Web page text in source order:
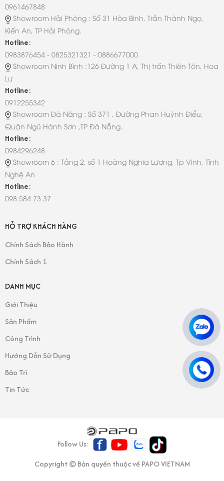
HỖ TRỢ KHÁCH HÀNG
Chính Sách Bảo Hành
Chính Sách 1
DANH MỤC
Giới Thiệu
Sản Phẩm
Công Trình
Hướng Dẫn Sử Dụng
Bảo Trì
Tin Tức
0961467848
Showroom Hải Phòng : Số 31 Hòa Bình, Trần Thành Ngọ,
Kiến An, TP Hải Phòng.
Hotline:
0983876454 - 0825321321 - 0886677000
Showroom Ninh Bình :126 Đường 1 A, Thị trấn Thiên Tôn, Hoa
Lư
Hotline:
0912255342
Showroom Đà Nẵng : Số 371 , Đường Phan Huỳnh Điểu,
Quận Ngũ Hành Sơn ,TP Đà Nẵng.
Hotline:
0984296248
Showroom 6 : Tầng 2, số 1 Hoàng Nghĩa Lương, Tp Vinh, Tỉnh
Nghệ An
Hotline:
098 584 73 37
Follow Us:
Copyright © Bản quyền thuộc về PAPO VIETNAM